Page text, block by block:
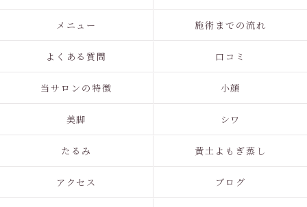
メニュー 施術までの流れ
よくある質問 口コミ
当サロンの特徴 小顔
美脚 シワ
たるみ 黄土よもぎ蒸し
アクセス ブログ